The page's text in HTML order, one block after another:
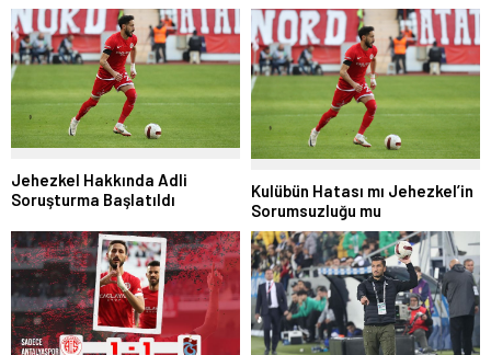
Jehezkel Hakkında Adli
Soruşturma Başlatıldı
Kulübün Hatası mı Jehezkel’in
Sorumsuzluğu mu